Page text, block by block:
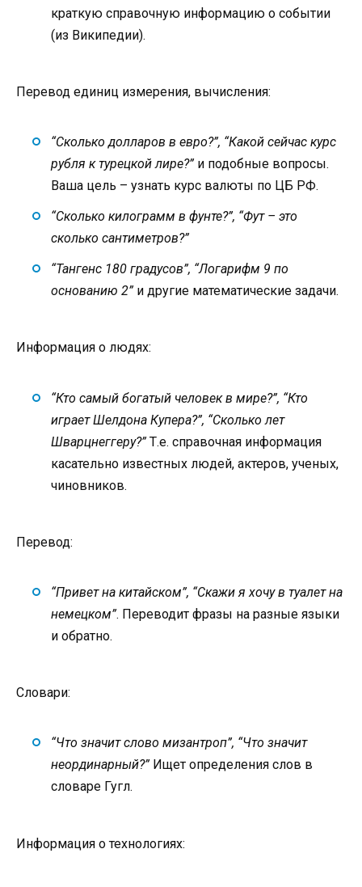
краткую справочную информацию о событии
(из Википедии).
Перевод единиц измерения, вычисления:
“Сколько долларов в евро?”, “Какой сейчас курс
рубля к турецкой лире?” и подобные вопросы.
Ваша цель – узнать курс валюты по ЦБ РФ.
“Сколько килограмм в фунте?”, “Фут – это
сколько сантиметров?”
“Тангенс 180 градусов”, “Логарифм 9 по
основанию 2” и другие математические задачи.
Информация о людях:
“Кто самый богатый человек в мире?”, “Кто
играет Шелдона Купера?”, “Сколько лет
Шварцнеггеру?” Т.е. справочная информация
касательно известных людей, актеров, ученых,
чиновников.
Перевод:
“Привет на китайском”, “Скажи я хочу в туалет на
немецком”. Переводит фразы на разные языки
и обратно.
Словари:
“Что значит слово мизантроп”, “Что значит
неординарный?” Ищет определения слов в
словаре Гугл.
Информация о технологиях: